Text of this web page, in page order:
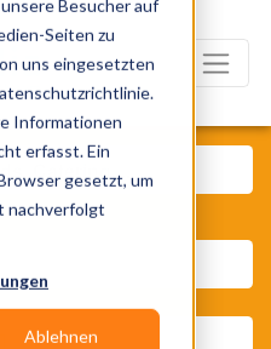
Besucher auf
Seiten zu
uns eingesetzten
Informationen
erfasst. Ein
gesetzt, um
nachverfolgt
Ablehnen
Was? Künstler, Zelte,